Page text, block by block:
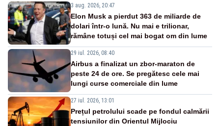
3 aug. 2026, 20:47
Elon Musk a pierdut 363 de miliarde de
dolari într-o lună. Nu mai e trilionar,
rămâne totuși cel mai bogat om din lume
29 iul. 2026, 08:40
Airbus a finalizat un zbor-maraton de
peste 24 de ore. Se pregătesc cele mai
lungi curse comerciale din lume
27 iul. 2026, 13:01
Prețul petrolului scade pe fondul calmării
tensiunilor din Orientul Mijlociu